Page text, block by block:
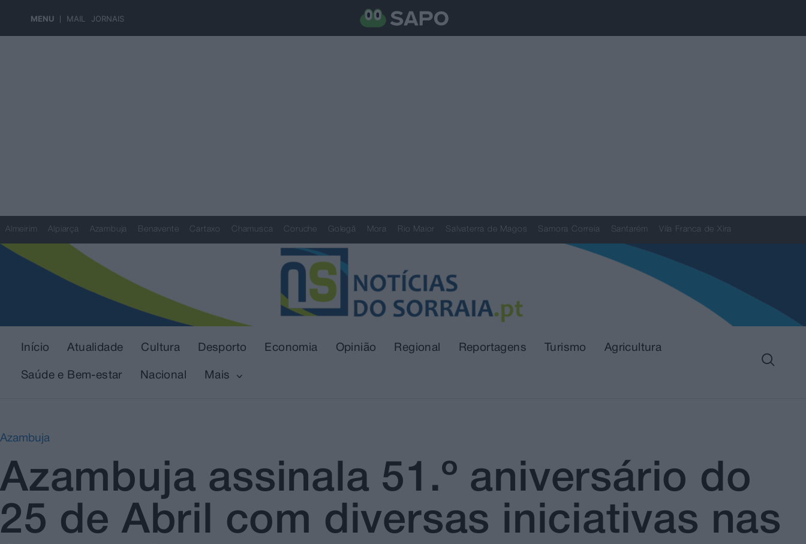
MENU MAIL JORNAIS
Almeirim Alpiarça Azambuja Benavente Cartaxo Chamusca Coruche Golegã Mora Rio Maior Salvaterra de Magos Samora Correia Santarém Vila Franca de Xira
Início Atualidade Cultura Desporto Economia Opinião Regional Reportagens Turismo Agricultura
Saúde e Bem-estar Nacional Mais
Azambuja
Azambuja assinala 51.º aniversário do
25 de Abril com diversas iniciativas nas